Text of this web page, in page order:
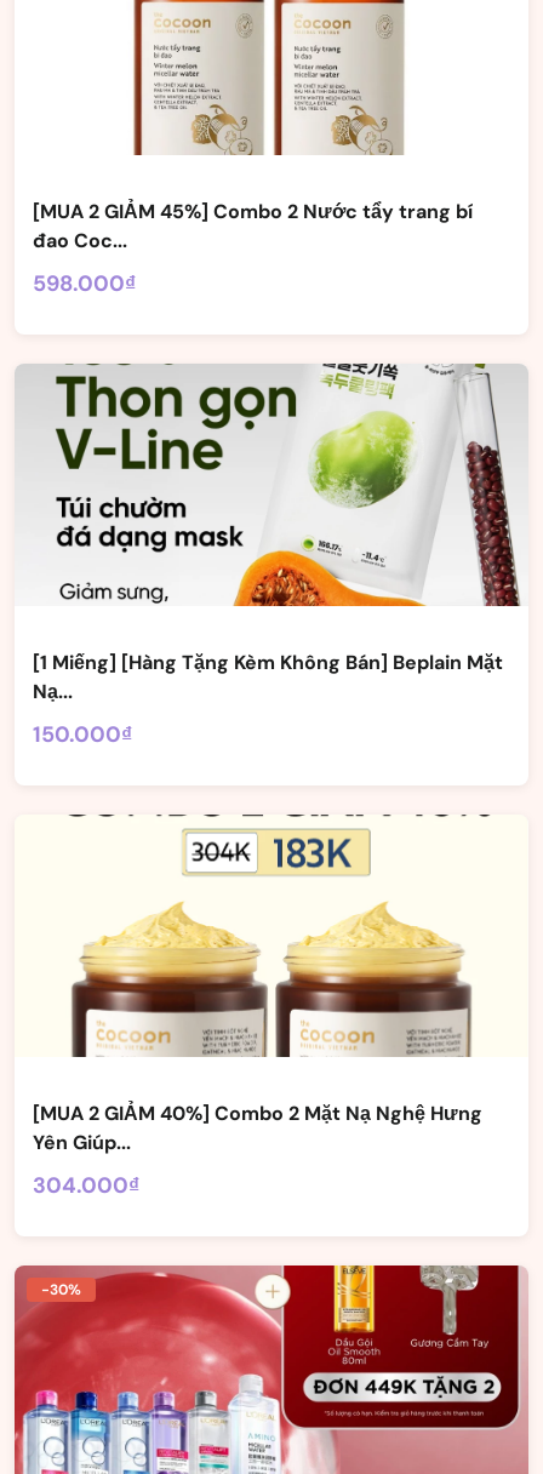
[MUA 2 GIẢM 45%] Combo 2 Nước tẩy trang bí
đao Coc...
598.000₫
[1 Miếng] [Hàng Tặng Kèm Không Bán] Beplain Mặt
Nạ...
150.000₫
[MUA 2 GIẢM 40%] Combo 2 Mặt Nạ Nghệ Hưng
Yên Giúp...
304.000₫
-30%